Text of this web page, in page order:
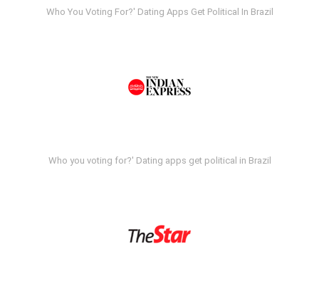
Who You Voting For?' Dating Apps Get Political In Brazil
Who you voting for?' Dating apps get political in Brazil